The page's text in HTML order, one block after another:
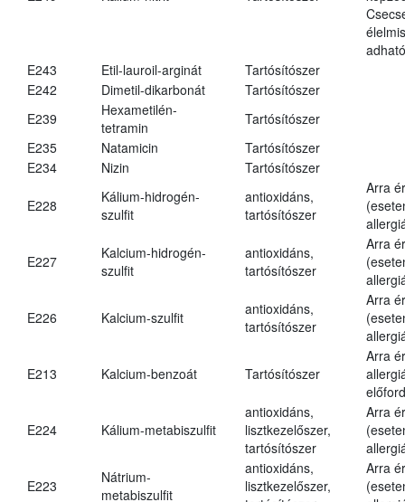
E243
Etil-lauroil-arginát
Tartósítószer
E242
Dimetil-dikarbonát
Tartósítószer
E239
Hexametilén-
tetramin
Tartósítószer
E235
Natamicin
Tartósítószer
E234
Nizin Tartósítószer
E228
Kálium-hidrogén-
szulfit
antioxidáns,
tartósítószer
Arra
E227
Kalcium-hidrogén-
szulfit
antioxidáns,
tartósítószer
Arra
E226 Kalcium-szulfit
antioxidáns,
tartósítószer
Arra
E213 Kalcium-benzoát Tartósítószer
Arra
E224 Kálium-metabiszulfit
antioxidáns,
lisztkezelőszer,
tartósítószer
Arra
E223
Nátrium-
metabiszulfit
antioxidáns,
lisztkezelőszer,
Arra